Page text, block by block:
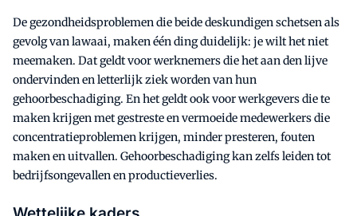
De gezondheidsproblemen die beide deskundigen schetsen als
gevolg van lawaai, maken één ding duidelijk: je wilt het niet
meemaken. Dat geldt voor werknemers die het aan den lijve
ondervinden en letterlijk ziek worden van hun
gehoorbeschadiging. En het geldt ook voor werkgevers die te
maken krijgen met gestreste en vermoeide medewerkers die
concentratieproblemen krijgen, minder presteren, fouten
maken en uitvallen. Gehoorbeschadiging kan zelfs leiden tot
bedrijfsongevallen en productieverlies.